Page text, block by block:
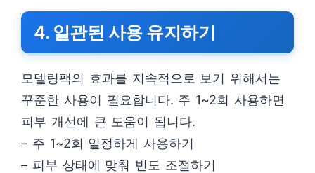
4. 일관된 사용 유지하기
모델링팩의 효과를 지속적으로 보기 위해서는
꾸준한 사용이 필요합니다. 주 1~2회 사용하면
피부 개선에 큰 도움이 됩니다.
– 주 1~2회 일정하게 사용하기
– 피부 상태에 맞춰 빈도 조절하기